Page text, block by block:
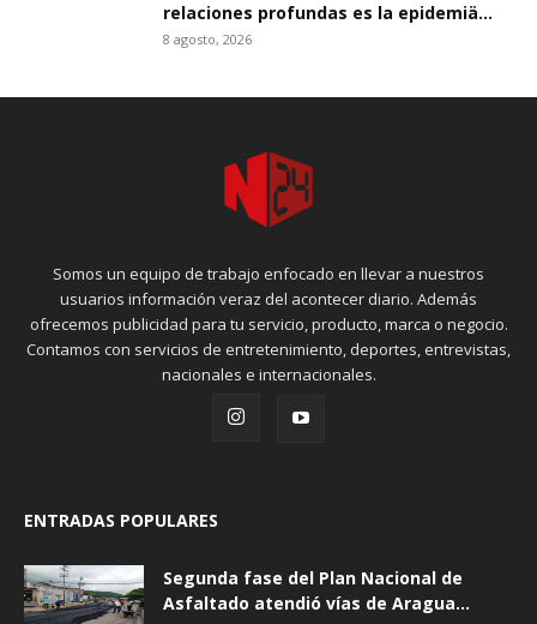
relaciones profundas es la epidemiä...
8 agosto, 2026
Somos un equipo de trabajo enfocado en llevar a nuestros
usuarios información veraz del acontecer diario. Además
ofrecemos publicidad para tu servicio, producto, marca o negocio.
Contamos con servicios de entretenimiento, deportes, entrevistas,
nacionales e internacionales.
ENTRADAS POPULARES
Segunda fase del Plan Nacional de
Asfaltado atendió vías de Aragua...